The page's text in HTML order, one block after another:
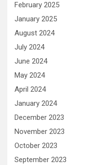
February 2025
January 2025
August 2024
July 2024
June 2024
May 2024
April 2024
January 2024
December 2023
November 2023
October 2023
September 2023